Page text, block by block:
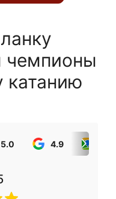
чемпионы
катанию
5.0 4.9